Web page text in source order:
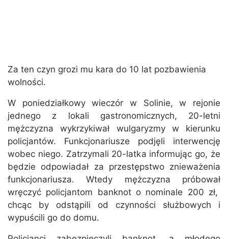
Za ten czyn grozi mu kara do 10 lat pozbawienia
wolności.
W poniedziałkowy wieczór w Solinie, w rejonie
jednego z lokali gastronomicznych, 20-letni
mężczyzna wykrzykiwał wulgaryzmy w kierunku
policjantów. Funkcjonariusze podjęli interwencję
wobec niego. Zatrzymali 20-latka informując go, że
będzie odpowiadał za przestępstwo znieważenia
funkcjonariusza. Wtedy mężczyzna próbował
wręczyć policjantom banknot o nominale 200 zł,
chcąc by odstąpili od czynności służbowych i
wypuścili go do domu.